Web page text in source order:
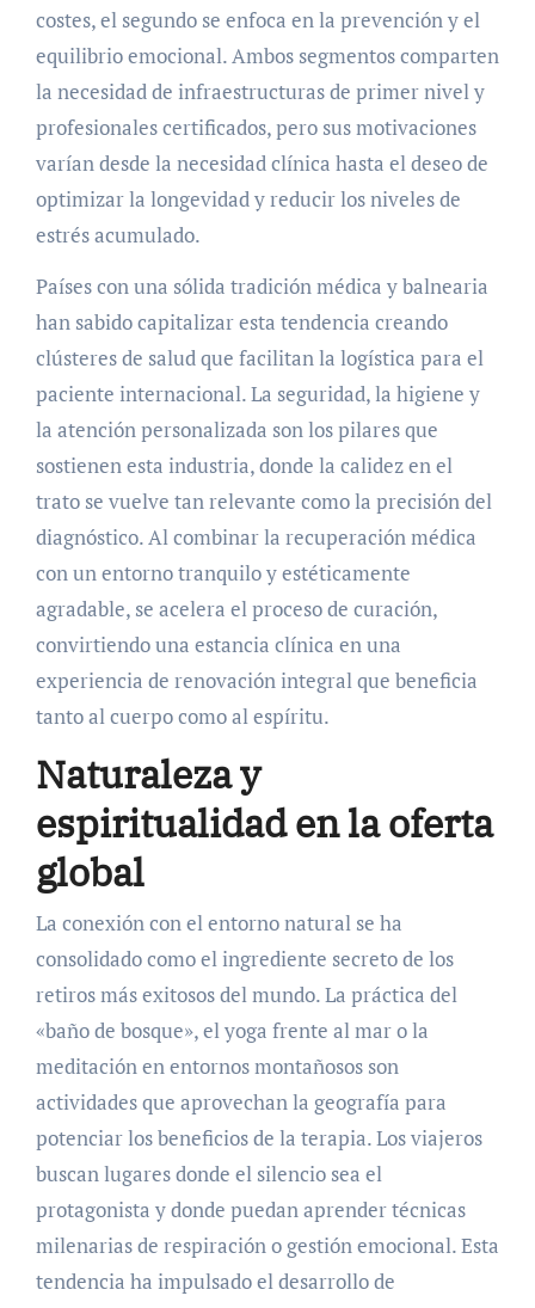
costes, el segundo se enfoca en la prevención y el
equilibrio emocional. Ambos segmentos comparten
la necesidad de infraestructuras de primer nivel y
profesionales certificados, pero sus motivaciones
varían desde la necesidad clínica hasta el deseo de
optimizar la longevidad y reducir los niveles de
estrés acumulado.
Países con una sólida tradición médica y balnearia
han sabido capitalizar esta tendencia creando
clústeres de salud que facilitan la logística para el
paciente internacional. La seguridad, la higiene y
la atención personalizada son los pilares que
sostienen esta industria, donde la calidez en el
trato se vuelve tan relevante como la precisión del
diagnóstico. Al combinar la recuperación médica
con un entorno tranquilo y estéticamente
agradable, se acelera el proceso de curación,
convirtiendo una estancia clínica en una
experiencia de renovación integral que beneficia
tanto al cuerpo como al espíritu.
Naturaleza y
espiritualidad en la oferta
global
La conexión con el entorno natural se ha
consolidado como el ingrediente secreto de los
retiros más exitosos del mundo. La práctica del
«baño de bosque», el yoga frente al mar o la
meditación en entornos montañosos son
actividades que aprovechan la geografía para
potenciar los beneficios de la terapia. Los viajeros
buscan lugares donde el silencio sea el
protagonista y donde puedan aprender técnicas
milenarias de respiración o gestión emocional. Esta
tendencia ha impulsado el desarrollo de